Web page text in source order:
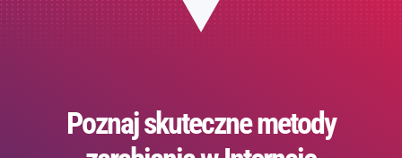
Poznaj skuteczne metody